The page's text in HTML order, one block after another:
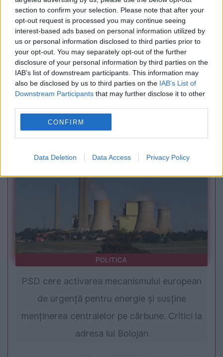
section to confirm your selection. Please note that after your
opt-out request is processed you may continue seeing
interest-based ads based on personal information utilized by
us or personal information disclosed to third parties prior to
your opt-out. You may separately opt-out of the further
disclosure of your personal information by third parties on the
IAB’s list of downstream participants. This information may
also be disclosed by us to third parties on the IAB’s List of
Downstream Participants that may further disclose it to other
CONFIRM
Data Deletion Data Access Privacy Policy
INTERNATIONAL
în India. Investiția se lovește de opoziția
organizațiilor de mediu
POLITICA
PSD cere activarea mecanismului european
de urgență pentru energie și susține
menținerea centralelor pe cărbune. Critici la
adresa lui Bolojan